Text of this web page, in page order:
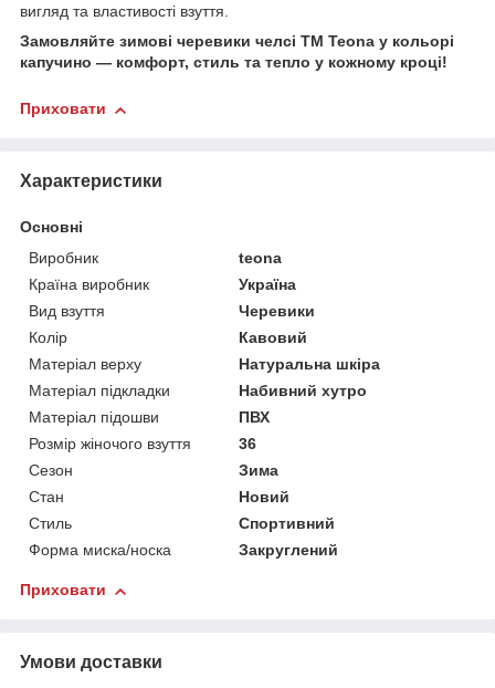
вигляд та властивості взуття.
Замовляйте зимові черевики челсі ТМ Teona у кольорі
капучино — комфорт, стиль та тепло у кожному кроці!
Приховати
Характеристики
Основні
Виробник
teona
Країна виробник
Україна
Вид взуття
Черевики
Колір
Кавовий
Матеріал верху
Натуральна шкіра
Матеріал підкладки
Набивний хутро
Матеріал підошви
ПВХ
Розмір жіночого взуття
36
Сезон
Зима
Стан
Новий
Стиль
Спортивний
Форма миска/носка
Закруглений
Приховати
Умови доставки